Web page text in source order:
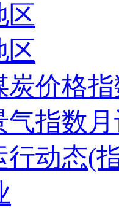
区
区
炭价格
气指数
行动态(